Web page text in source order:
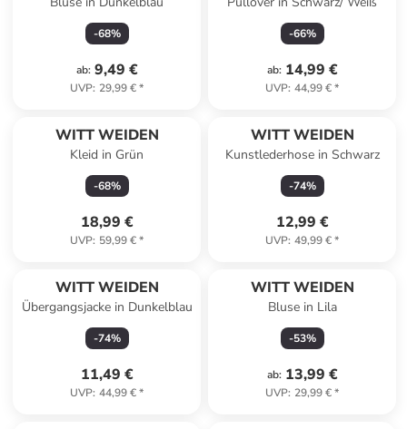
-68%
ab: 9,49 €
UVP: 29,99 €*
-66%
ab: 14,99 €
UVP: 44,99 €*
WITT WEIDEN
Kleid in Grün
-68%
18,99 €
UVP: 59,99 €*
WITT WEIDEN
Kunstlederhose in Schwarz
-74%
12,99 €
UVP: 49,99 €*
WITT WEIDEN
Übergangsjacke in Dunkelblau
-74%
11,49 €
UVP: 44,99 €*
WITT WEIDEN
Bluse in Lila
-53%
ab: 13,99 €
UVP: 29,99 €*